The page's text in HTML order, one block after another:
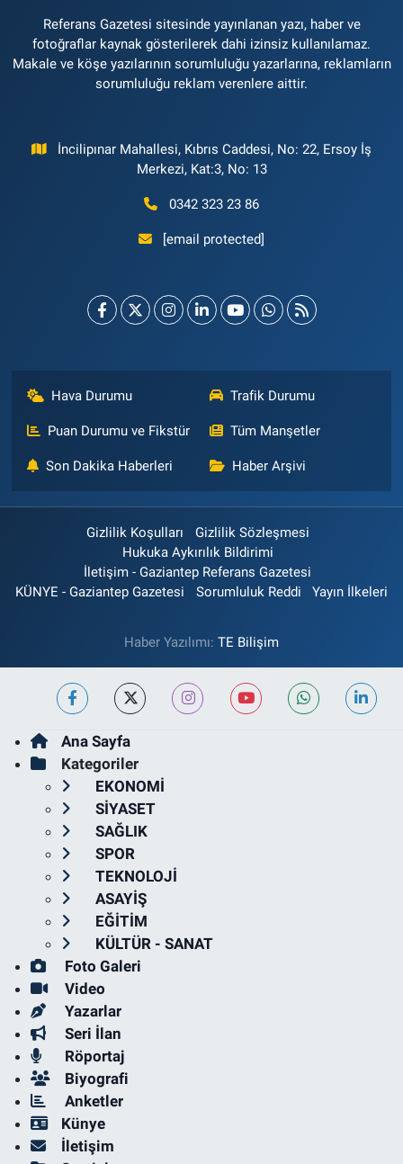
Referans Gazetesi sitesinde yayınlanan yazı, haber ve
fotoğraflar kaynak gösterilerek dahi izinsiz kullanılamaz.
Makale ve köşe yazılarının sorumluluğu yazarlarına, reklamların
sorumluluğu reklam verenlere aittir.
İncilipınar Mahallesi, Kıbrıs Caddesi, No: 22, Ersoy İş
Merkezi, Kat:3, No: 13
0342 323 23 86
[email protected]
Hava Durumu Trafik Durumu
Puan Durumu ve Fikstür Tüm Manşetler
Son Dakika Haberleri Haber Arşivi
Gizlilik Koşulları
Gizlilik Sözleşmesi
Hukuka Aykırılık Bildirimi
İletişim - Gaziantep Referans Gazetesi
KÜNYE - Gaziantep Gazetesi
Sorumluluk Reddi Yayın İlkeleri
Haber Yazılımı: TE Bilişim
Ana Sayfa
Kategoriler
EKONOMİ
SİYASET
SAĞLIK
SPOR
TEKNOLOJİ
ASAYİŞ
EĞİTİM
KÜLTÜR - SANAT
Foto Galeri
Video
Yazarlar
Seri İlan
Röportaj
Biyografi
Anketler
Künye
İletişim